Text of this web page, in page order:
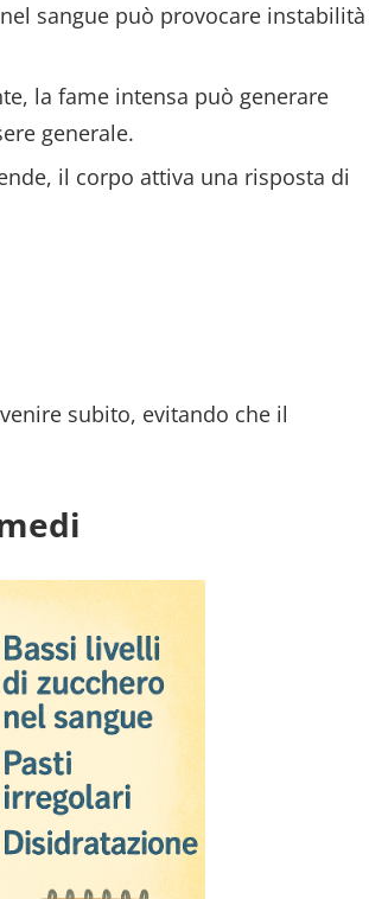
sangue può provocare instabilità
la fame intensa può generare
generale.
il corpo attiva una risposta di
subito, evitando che il